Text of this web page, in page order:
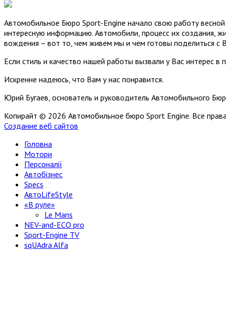
Автомобильное Бюро Sport-Engine начало свою работу
интересную информацию. Автомобили, процесс их создания,
вождения – вот то, чем живем мы и чем готовы поделиться с
Если стиль и качество нашей работы вызвали у Вас интерес в
Искренне надеюсь, что Вам у нас понравится.
Юрий Бугаев, основатель и руководитель Автомобильного
Копирайт © 2026 Автомобильное бюро Sport Engine. Все
Создание веб сайтов
Головна
Мотори
Персоналії
Автобізнес
Specs
АвтоLifeStyle
«В руле»
Le Mans
NEV-and-ECO pro
Sport-Engine TV
sqUAdra Alfa